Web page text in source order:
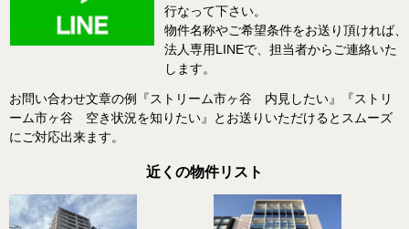
行なって下さい。
物件名称やご希望条件をお送り頂ければ、
法人専用LINEで、担当者からご連絡いた
します。
お問い合わせ文章の例『ストリーム市ヶ谷 内見したい』『ストリ
ーム市ヶ谷 空き状況を知りたい』とお送りいただけるとスムーズ
にご対応出来ます。
近くの物件リスト